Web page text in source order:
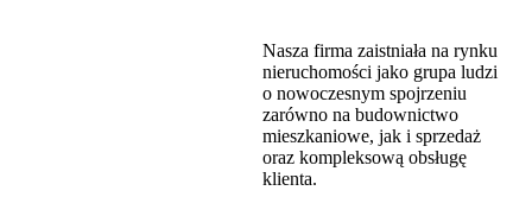
Nasza firma zaistniała na rynku
nieruchomości jako grupa ludzi
o nowoczesnym spojrzeniu
zarówno na budownictwo
mieszkaniowe, jak i sprzedaż
oraz kompleksową obsługę
klienta.